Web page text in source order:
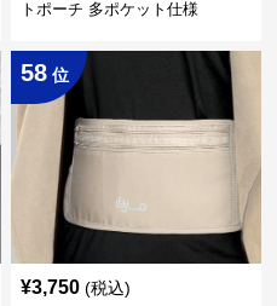
トポーチ 多ポケット仕様
58 位
¥3,750 (税込)